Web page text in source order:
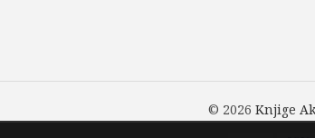
© 2026 Knjige